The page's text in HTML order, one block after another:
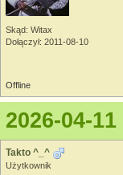
Skąd: Witax
Dołączył: 2011-08-10
Offline
2026-04-
Takto ^_^
Użytkownik